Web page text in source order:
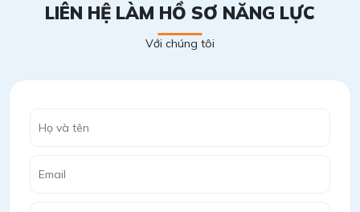
LIÊN HỆ LÀM HỒ SƠ NĂNG LỰC
Với chúng tôi